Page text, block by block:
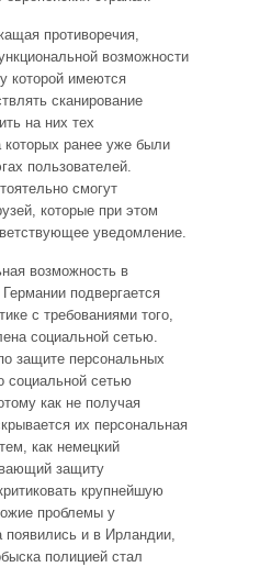
противоречия,
возможности
которой имеются
сканирование
на них тех
которых ранее уже были
пользователей.
смогут
которые при этом
уведомление.
возможность в
подвергается
с требованиями того,
социальной сетью.
защите персональных
социальной сетью
как не получая
их персональная
как немецкий
защиту
крупнейшую
проблемы у
появились и в Ирландии,
полицией стал